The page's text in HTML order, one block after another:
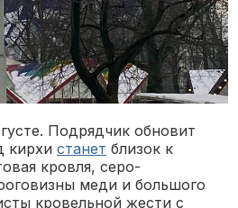
Подрядчик обновит
кирхи станет близок к
кровля, серо-
меди и большого
кровельной жести с